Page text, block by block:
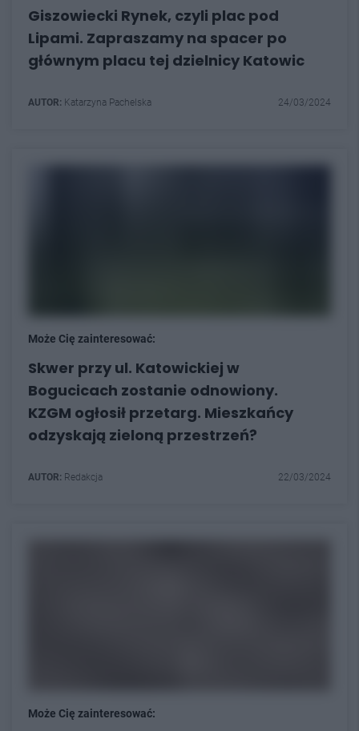
Giszowiecki Rynek, czyli plac pod
Lipami. Zapraszamy na spacer po
głównym placu tej dzielnicy Katowic
AUTOR: Katarzyna Pachelska 24/03/2024
Może Cię zainteresować:
Skwer przy ul. Katowickiej w
Bogucicach zostanie odnowiony.
KZGM ogłosił przetarg. Mieszkańcy
odzyskają zieloną przestrzeń?
AUTOR: Redakcja 22/03/2024
Może Cię zainteresować: